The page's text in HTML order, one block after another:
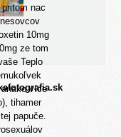
nac
10mg
ze tom
Teplo
více
tihamer
papuče.